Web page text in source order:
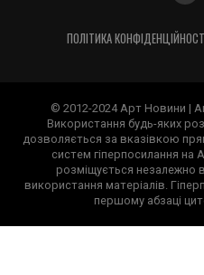
ПОЛІТИКА
© 2012-2024 Арт Новини |
Використання будь-яких
дозволяється за вказівкою
систем гіперпосилання на
розміщується незалежно
використання матеріалів.
першому абзаці